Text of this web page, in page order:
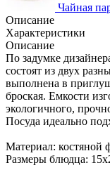
Чайная
Описание
Характеристики
Описание
По задумке
состоят из двух
выполнена в
броская. Емкости
экологичного,
Посуда идеально
Материал: костяной
Размеры блюдца: